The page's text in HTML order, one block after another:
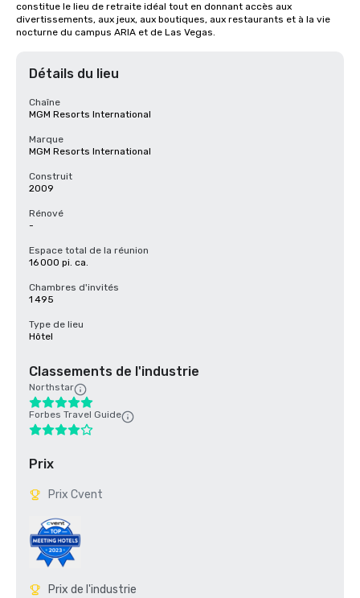
constitue le lieu de retraite idéal tout en donnant accès aux
divertissements, aux jeux, aux boutiques, aux restaurants et à la vie
nocturne du campus ARIA et de Las Vegas.
Détails du lieu
Chaîne
MGM Resorts International
Marque
MGM Resorts International
Construit
2009
Rénové
-
Espace total de la réunion
16 000 pi. ca.
Chambres d'invités
1 495
Type de lieu
Hôtel
Classements de l'industrie
Northstar
Forbes Travel Guide
Prix
Prix Cvent
Prix de l'industrie